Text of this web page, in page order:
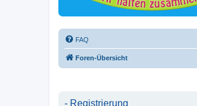
FAQ
Foren-Übersicht
- Registrierung